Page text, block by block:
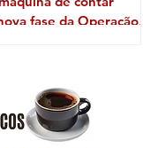
fase da Operação
Nacional do
foi autorizada pelo
do Supremo